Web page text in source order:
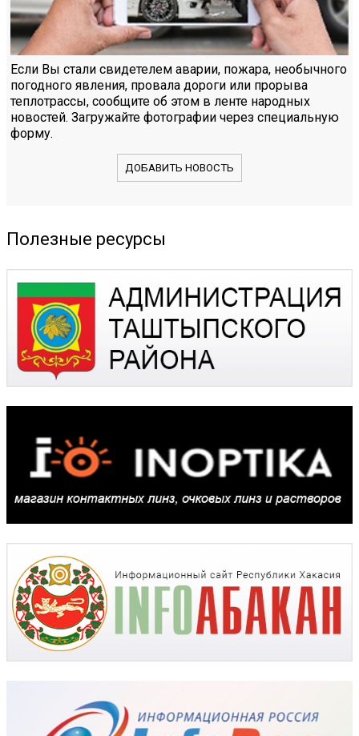
Если Вы стали свидетелем аварии, пожара, необычного
погодного явления, провала дороги или прорыва
теплотрассы, сообщите об этом в ленте народных
новостей. Загружайте фотографии через специальную
форму.
ДОБАВИТЬ НОВОСТЬ
Полезные ресурсы